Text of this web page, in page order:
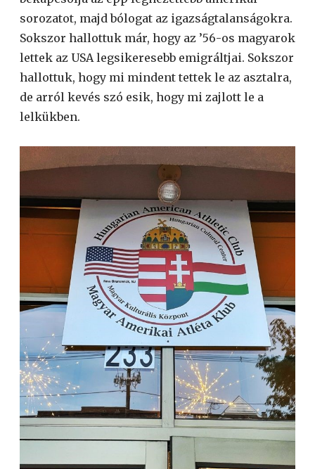
sorozatot, majd bólogat az igazságtalanságokra.
Sokszor hallottuk már, hogy az ’56-os magyarok
lettek az USA legsikeresebb emigráltjai. Sokszor
hallottuk, hogy mi mindent tettek le az asztalra,
de arról kevés szó esik, hogy mi zajlott le a
lelkükben.